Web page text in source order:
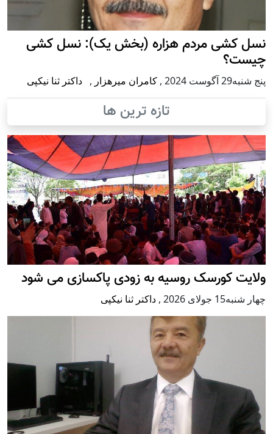
نسل کشی مردم هزاره (بخش یک): نسل کشی
چیست؟
پنج شنبه29 آگوست 2024 , کامران میرهزار , داکتر ثنا نیکپی
تازه ترین ها
ولایت کورسک روسیه به زودی پاکسازی می شود
چهار شنبه15 جولای 2026 , داکتر ثنا نیکپی